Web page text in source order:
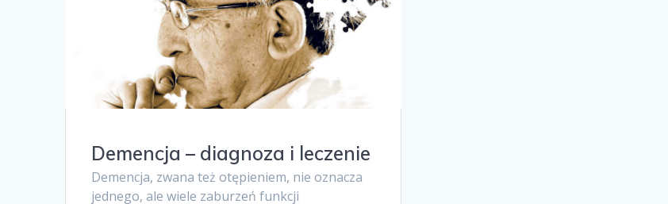
Demencja – diagnoza i leczenie
Demencja, zwana też otępieniem, nie oznacza
jednego, ale wiele zaburzeń funkcji